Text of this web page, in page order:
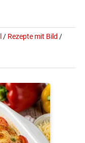
/ Rezepte mit Bild /